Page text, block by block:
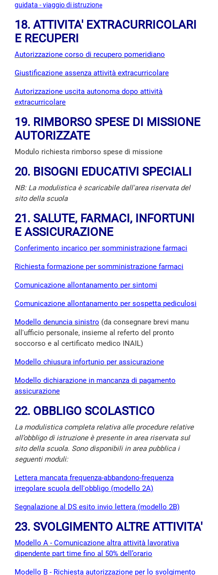
guidata - viaggio di istruzione
18. ATTIVITA' EXTRACURRICOLARI
E RECUPERI
Autorizzazione corso di recupero pomeridiano
Giustificazione assenza attività extracurricolare
Autorizzazione uscita autonoma dopo attività
extracurricolare
19. RIMBORSO SPESE DI MISSIONE
AUTORIZZATE
Modulo richiesta rimborso spese di missione
20. BISOGNI EDUCATIVI SPECIALI
NB: La modulistica è scaricabile dall'area riservata del
sito della scuola
21. SALUTE, FARMACI, INFORTUNI
E ASSICURAZIONE
Conferimento incarico per somministrazione farmaci
Richiesta formazione per somministrazione farmaci
Comunicazione allontanamento per sintomi
Comunicazione allontanamento per sospetta pediculosi
Modello denuncia sinistro (da consegnare brevi manu
all'ufficio personale, insieme al referto del pronto
soccorso e al certificato medico INAIL)
Modello chiusura infortunio per assicurazione
Modello dichiarazione in mancanza di pagamento
assicurazione
22. OBBLIGO SCOLASTICO
La modulistica completa relativa alle procedure relative
all’obbligo di istruzione è presente in area riservata sul
sito della scuola. Sono disponibili in area pubblica i
seguenti moduli:
Lettera mancata frequenza-abbandono-frequenza
irregolare scuola dell'obbligo (modello 2A)
Segnalazione al DS esito invio lettera (modello 2B)
23. SVOLGIMENTO ALTRE ATTIVITA'
Modello A - Comunicazione altra attività lavorativa
dipendente part time fino al 50% dell’orario
Modello B - Richiesta autorizzazione per lo svolgimento